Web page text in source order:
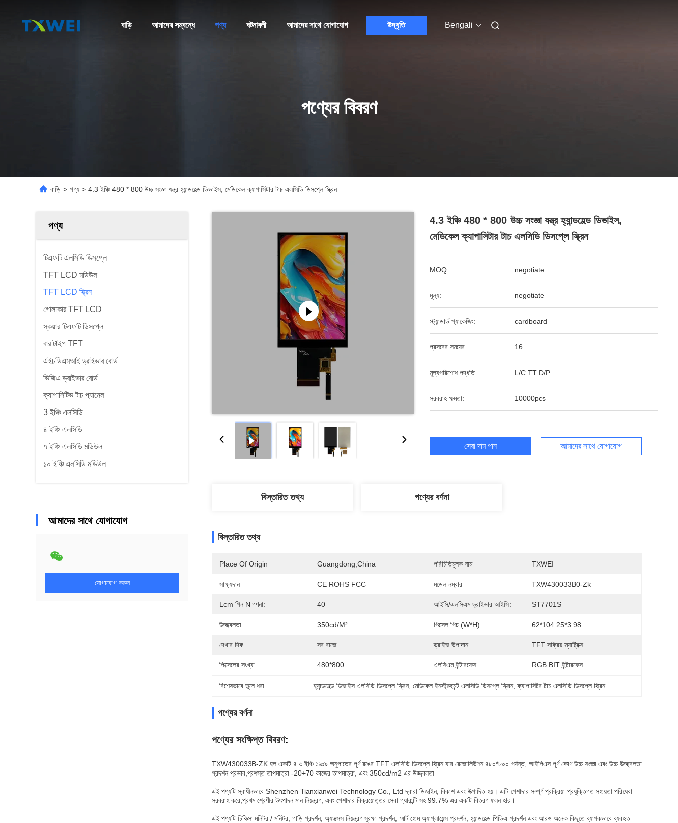
বাড়ি আমাদের সম্বন্ধে পণ্য ঘটনাবলী আমাদের সাথে যোগাযোগ উদ্ধৃতি Bengali
পণ্যের বিবরণ
বাড়ি > পণ্য > 4.3 ইঞ্চি 480 * 800 উচ্চ সংজ্ঞা যন্ত্র হ্যান্ডহেল্ড ডিভাইস, মেডিকেল ক্যাপাসিটার টাচ এলসিডি ডিসপ্লে স্ক্রিন
পণ্য
টিএফটি এলসিডি ডিসপ্লে
TFT LCD মডিউল
TFT LCD স্ক্রিন
গোলাকার TFT LCD
স্কয়ার টিএফটি ডিসপ্লে
বার টাইপ TFT
এইচডিএমআই ড্রাইভার বোর্ড
ভিজিএ ড্রাইভার বোর্ড
ক্যাপাসিটিভ টাচ প্যানেল
3 ইঞ্চি এলসিডি
৪ ইঞ্চি এলসিডি
৭ ইঞ্চি এলসিডি মডিউল
১০ ইঞ্চি এলসিডি মডিউল
আমাদের সাথে যোগাযোগ
যোগাযোগ করুন
4.3 ইঞ্চি 480 * 800 উচ্চ সংজ্ঞা যন্ত্র হ্যান্ডহেল্ড ডিভাইস,
মেডিকেল ক্যাপাসিটার টাচ এলসিডি ডিসপ্লে স্ক্রিন
MOQ: negotiate
মূল্য: negotiate
স্ট্যান্ডার্ড প্যাকেজিং: cardboard
প্রসবের সময়ের: 16
মূল্যপরিশোধ পদ্ধতি: L/C TT D/P
সরবরাহ ক্ষমতা: 10000pcs
সেরা দাম পান আমাদের সাথে যোগাযোগ
বিস্তারিত তথ্য পণ্যের বর্ণনা
বিস্তারিত তথ্য
Place Of Origin Guangdong,China পরিচিতিমুলক নাম TXWEI
সাক্ষ্যদান CE ROHS FCC মডেল নম্বার TXW430033B0-Zk
Lcm পিন N গণনা: 40 আইসি/এলসিএম ড্রাইভার আইসি: ST7701S
উজ্জ্বলতা: 350cd/m² পিক্সেল পিচ (W*H): 62*104.25*3.98
দেখার দিক: সব বাজে ড্রাইভ উপাদান: TFT সক্রিয় ম্যাট্রিক্স
পিক্সেলের সংখ্যা: 480*800 এলসিএম ইন্টারফেস: RGB BIT ইন্টারফেস
বিশেষভাবে তুলে ধরা: হ্যান্ডহেল্ড ডিভাইস এলসিডি ডিসপ্লে স্ক্রিন, মেডিকেল ইনস্ট্রুমেন্ট এলসিডি ডিসপ্লে স্ক্রিন, ক্যাপাসিটর টাচ এলসিডি ডিসপ্লে স্ক্রিন
পণ্যের বর্ণনা
পণ্যের সংক্ষিপ্ত বিবরণ:
TXW430033B-ZK হল একটি ৪.৩ ইঞ্চি ১৬ঃ৯ অনুপাতের পূর্ণ রঙের TFT এলসিডি ডিসপ্লে স্ক্রিন যার রেজোলিউশন ৪৮০*৮০০ পর্যন্ত, আইপিএস পূর্ণ কোণ উচ্চ সংজ্ঞা এবং উচ্চ উজ্জ্বলতা
প্রদর্শন প্রভাব,প্রশস্ত তাপমাত্রা -20+70 কাজের তাপমাত্রা, এবং 350cd/m2 এর উজ্জ্বলতা
এই পণ্যটি স্বাধীনভাবে Shenzhen Tianxianwei Technology Co., Ltd দ্বারা ডিজাইন, বিকাশ এবং উত্পাদিত হয়। এটি পেশাদার সম্পূর্ণ প্রক্রিয়া প্রযুক্তিগত সহায়তা পরিষেবা
সরবরাহ করে,প্রথম শ্রেণীর উৎপাদন মান নিয়ন্ত্রণ, এবং পেশাদার বিক্রয়োত্তর সেবা গ্যারান্টি সহ 99.7% এর একটি বিতরণ ফলন হার।
এই পণ্যটি চিকিত্সা মনিটর / মনিটর, গাড়ি প্রদর্শন, অ্যাক্সেস নিয়ন্ত্রণ সুরক্ষা প্রদর্শন, স্মার্ট হোম অ্যাপ্লায়েন্স প্রদর্শন, হ্যান্ডহেল্ড পিডিএ প্রদর্শন এবং আরও অনেক কিছুতে ব্যাপকভাবে ব্যবহৃত